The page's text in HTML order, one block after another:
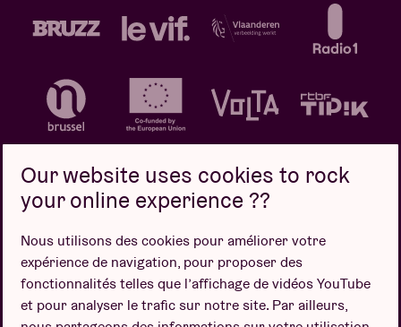
Politique de confidentialité
Politique de cookies
Conditions de vente
Design par
Our website uses cookies to rock
your online experience ??
Nous utilisons des cookies pour améliorer votre
expérience de navigation, pour proposer des
fonctionnalités telles que l’affichage de vidéos YouTube
et pour analyser le trafic sur notre site. Par ailleurs,